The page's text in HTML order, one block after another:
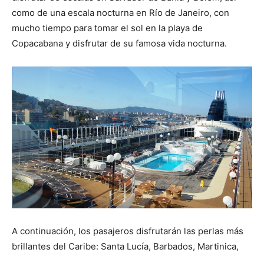
como de una escala nocturna en Río de Janeiro, con
mucho tiempo para tomar el sol en la playa de
Copacabana y disfrutar de su famosa vida nocturna.
A continuación, los pasajeros disfrutarán las perlas más
brillantes del Caribe: Santa Lucía, Barbados, Martinica,